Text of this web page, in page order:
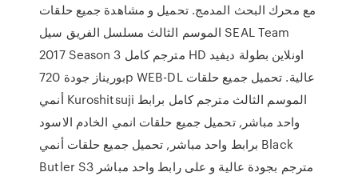
مع محرك البحث المدمج. تحميل و مشاهدة جميع حلقات
الموسم الثالث مسلسل الفريق سيل SEAL Team
2017 Season 3 مترجم كامل HD اونلاين بطولة ديفيد
بوريناز جودة 720p WEB-DL عالية. تحميل جميع حلقات
أنمي Kuroshitsuji الموسم الثالث مترجم كامل برابط
واحد مباشر, تحميل جميع حلقات انمي الخادم الاسود
برابط واحد مباشر, تحميل جميع حلقات أنمي Black
Butler S3 مترجم بجودة عالية و على رابط واحد مباشر